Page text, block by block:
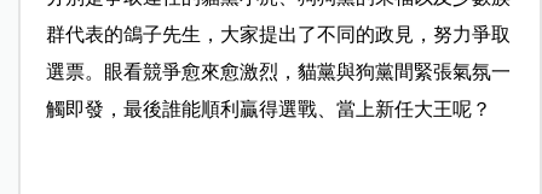
群代表的鴿子先生，大家提出了不同的政見，努力爭取
選票。眼看競爭愈來愈激烈，貓黨與狗黨間緊張氣氛一
觸即發，最後誰能順利贏得選戰、當上新任大王呢？